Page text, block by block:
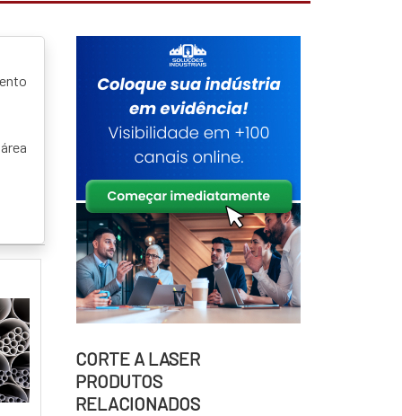
CORTE A LASER
PRODUTOS
RELACIONADOS